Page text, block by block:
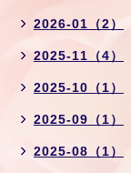
2026-01（2）
2025-11（4）
2025-10（1）
2025-09（1）
2025-08（1）